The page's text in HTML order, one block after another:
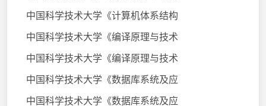
中国科学技术大学《计算机体系结构
中国科学技术大学《编译原理与技术
中国科学技术大学《编译原理与技术
中国科学技术大学《数据库系统及应
中国科学技术大学《数据库系统及应